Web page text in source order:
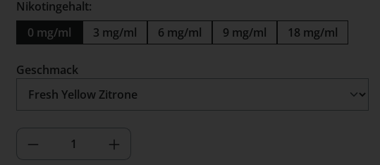
Nikotingehalt:
0 mg/ml
3 mg/ml 6 mg/ml 9 mg/ml 18 mg/ml
Geschmack
Produkt Anzahl: Gib den gewünschten